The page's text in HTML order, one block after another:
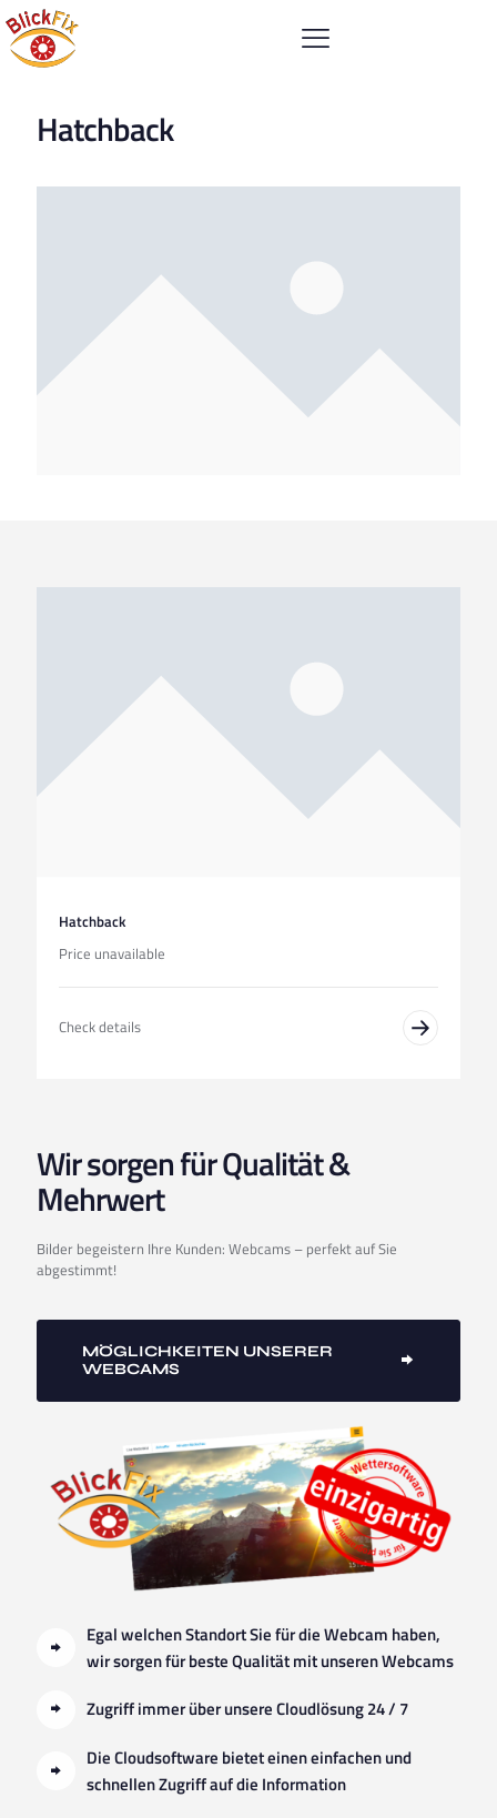
Hatchback
Hatchback
Price unavailable
Check details
Wir sorgen für Qualität &
Mehrwert
Bilder begeistern Ihre Kunden: Webcams – perfekt auf Sie
abgestimmt!
MÖGLICHKEITEN UNSERER
WEBCAMS
Egal welchen Standort Sie für die Webcam haben,
wir sorgen für beste Qualität mit unseren Webcams
Zugriff immer über unsere Cloudlösung 24 / 7
Die Cloudsoftware bietet einen einfachen und
schnellen Zugriff auf die Information